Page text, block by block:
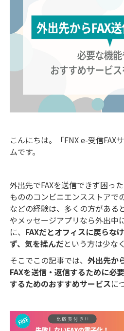
こんにちは。「FNX e-受信FAX
ムです。
外出先でFAXを送信できず困っ
もののコンビニエンスストアで
などの経験は、多くの方がある
やメッセージアプリなら外出中
に、 FAXだとオフィスに戻らな
ず、気を揉んだという方は少な
そこでこの記事では、 外出先か
FAXを送信・返信するために必
するためのおすすめサービスに